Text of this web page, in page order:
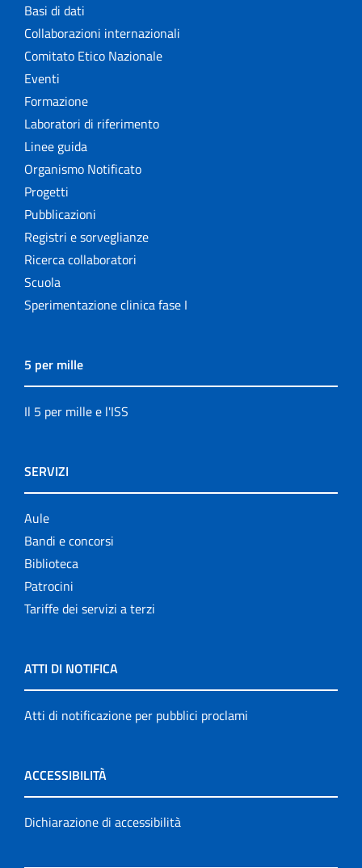
Basi di dati
Collaborazioni internazionali
Comitato Etico Nazionale
Eventi
Formazione
Laboratori di riferimento
Linee guida
Organismo Notificato
Progetti
Pubblicazioni
Registri e sorveglianze
Ricerca collaboratori
Scuola
Sperimentazione clinica fase I
5 per mille
Il 5 per mille e l'ISS
SERVIZI
Aule
Bandi e concorsi
Biblioteca
Patrocini
Tariffe dei servizi a terzi
ATTI DI NOTIFICA
Atti di notificazione per pubblici proclami
ACCESSIBILITÀ
Dichiarazione di accessibilità